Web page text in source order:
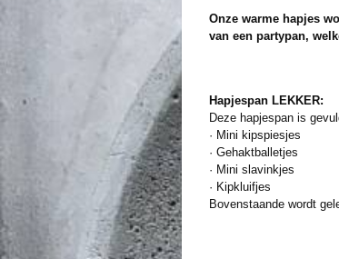
Onze warme hapjes
van een partypan,
Hapjespan
Deze hapjespan is
· Mini kipspiesjes
· Gehaktballetjes
· Mini slavinkjes
· Kipkluifjes
Bovenstaande wordt